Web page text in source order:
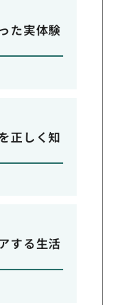
た実体験
正しく知
する生活